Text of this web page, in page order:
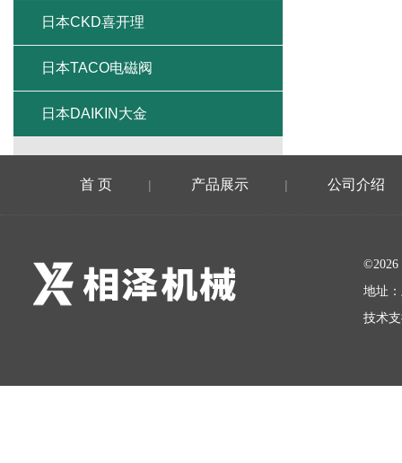
日本CKD喜开理
日本TACO电磁阀
日本DAIKIN大金
首 页 | 产品展示 | 公司介绍
地址
技术